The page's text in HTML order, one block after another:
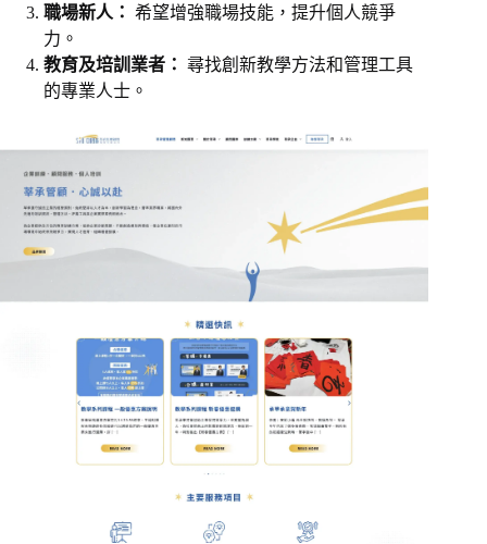
職場新人： 希望增強職場技能，提升個人競爭
力。
教育及培訓業者： 尋找創新教學方法和管理工具
的專業人士。